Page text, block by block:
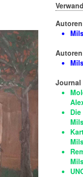
Autoren
Autoren
Journal